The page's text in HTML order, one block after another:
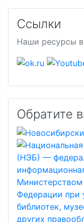
Ссылки
Наши ресурсы в
Обратите